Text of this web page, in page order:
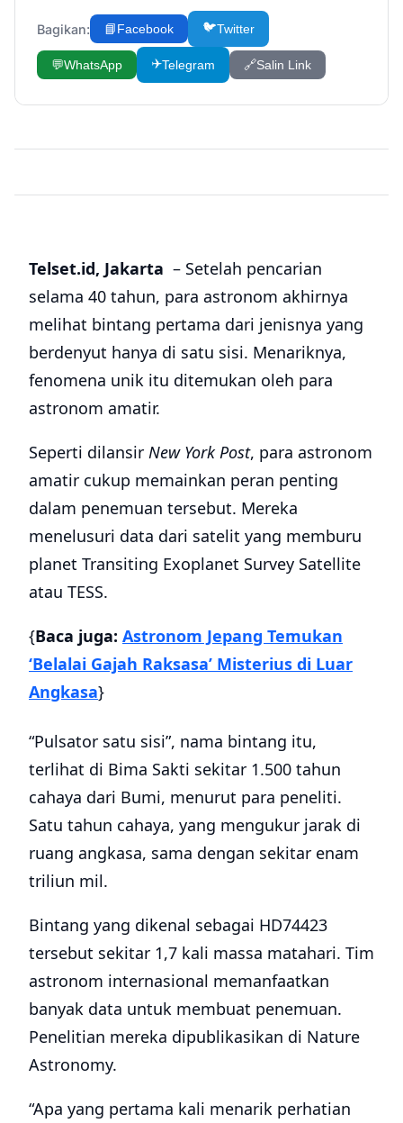
Bagikan: 📘Facebook 🐦Twitter
💬WhatsApp ✈️Telegram 🔗Salin Link
Telset.id, Jakarta – Setelah pencarian
selama 40 tahun, para astronom akhirnya
melihat bintang pertama dari jenisnya yang
berdenyut hanya di satu sisi. Menariknya,
fenomena unik itu ditemukan oleh para
astronom amatir.
Seperti dilansir New York Post, para astronom
amatir cukup memainkan peran penting
dalam penemuan tersebut. Mereka
menelusuri data dari satelit yang memburu
planet Transiting Exoplanet Survey Satellite
atau TESS.
{Baca juga: Astronom Jepang Temukan
‘Belalai Gajah Raksasa’ Misterius di Luar
Angkasa}
“Pulsator satu sisi”, nama bintang itu,
terlihat di Bima Sakti sekitar 1.500 tahun
cahaya dari Bumi, menurut para peneliti.
Satu tahun cahaya, yang mengukur jarak di
ruang angkasa, sama dengan sekitar enam
triliun mil.
Bintang yang dikenal sebagai HD74423
tersebut sekitar 1,7 kali massa matahari. Tim
astronom internasional memanfaatkan
banyak data untuk membuat penemuan.
Penelitian mereka dipublikasikan di Nature
Astronomy.
“Apa yang pertama kali menarik perhatian